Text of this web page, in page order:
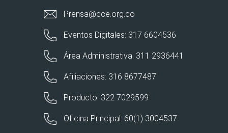
Prensa@cce.org.co
Eventos Digitales: 317 6604536
Área Administrativa: 311 2936441
Afiliaciones: 316 8677487
Producto: 322 7029599
Oficina Principal: 60(1) 3004537